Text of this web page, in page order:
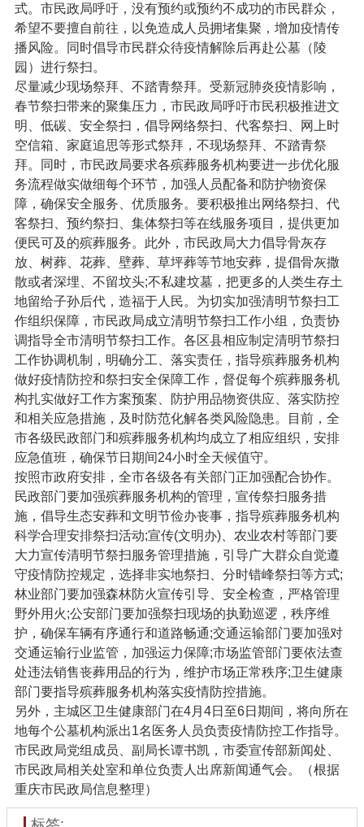
式。市民政局呼吁，没有预约或预约不成功的市民群众，
希望不要擅自前往，以免造成人员拥堵集聚，增加疫情传
播风险。同时倡导市民群众待疫情解除后再赴公墓（陵
园）进行祭扫。
尽量减少现场祭拜、不踏青祭拜。受新冠肺炎疫情影响，
春节祭扫带来的聚集压力，市民政局呼吁市民积极推进文
明、低碳、安全祭扫，倡导网络祭扫、代客祭扫、网上时
空信箱、家庭追思等形式祭拜，不现场祭拜、不踏青祭
拜。同时，市民政局要求各殡葬服务机构要进一步优化服
务流程做实做细每个环节，加强人员配备和防护物资保
障，确保安全服务、优质服务。要积极推出网络祭扫、代
客祭扫、预约祭扫、集体祭扫等在线服务项目，提供更加
便民可及的殡葬服务。此外，市民政局大力倡导骨灰存
放、树葬、花葬、壁葬、草坪葬等节地安葬，提倡骨灰撒
散或者深埋、不留坟头;不私建坟墓，把更多的人类生存土
地留给子孙后代，造福于人民。为切实加强清明节祭扫工
作组织保障，市民政局成立清明节祭扫工作小组，负责协
调指导全市清明节祭扫工作。各区县相应制定清明节祭扫
工作协调机制，明确分工、落实责任，指导殡葬服务机构
做好疫情防控和祭扫安全保障工作，督促每个殡葬服务机
构扎实做好工作方案预案、防护用品物资供应、落实防控
和相关应急措施，及时防范化解各类风险隐患。目前，全
市各级民政部门和殡葬服务机构均成立了相应组织，安排
应急值班，确保节日期间24小时全天候值守。
按照市政府安排，全市各级各有关部门正加强配合协作。
民政部门要加强殡葬服务机构的管理，宣传祭扫服务措
施，倡导生态安葬和文明节俭办丧事，指导殡葬服务机构
科学合理安排祭扫活动;宣传(文明办)、农业农村等部门要
大力宣传清明节祭扫服务管理措施，引导广大群众自觉遵
守疫情防控规定，选择非实地祭扫、分时错峰祭扫等方式;
林业部门要加强森林防火宣传引导、安全检查，严格管理
野外用火;公安部门要加强祭扫现场的执勤巡逻，秩序维
护，确保车辆有序通行和道路畅通;交通运输部门要加强对
交通运输行业监管，加强运力保障;市场监管部门要依法查
处违法销售丧葬用品的行为，维护市场正常秩序;卫生健康
部门要指导殡葬服务机构落实疫情防控措施。
另外，主城区卫生健康部门在4月4日至6日期间，将向所在
地每个公墓机构派出1名医务人员负责疫情防控工作指导。
市民政局党组成员、副局长谭书凯，市委宣传部新闻处、
市民政局相关处室和单位负责人出席新闻通气会。（根据
重庆市民政局信息整理）